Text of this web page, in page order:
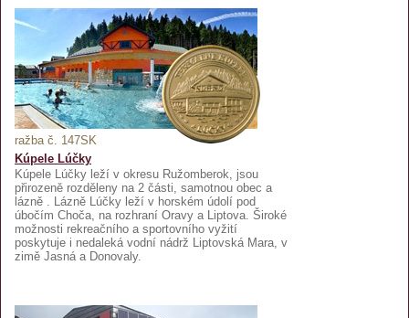
ražba č. 147SK
Kúpele Lúčky
Kúpele Lúčky leží v okresu Ružomberok, jsou
přirozeně rozděleny na 2 části, samotnou obec a
lázně . Lázně Lúčky leží v horském údolí pod
úbočím Choča, na rozhraní Oravy a Liptova. Široké
možnosti rekreačního a sportovního vyžití
poskytuje i nedaleká vodní nádrž Liptovská Mara, v
zimě Jasná a Donovaly.